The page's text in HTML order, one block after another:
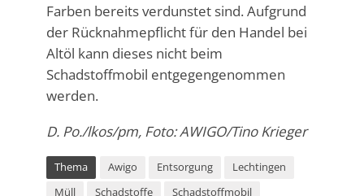
Farben bereits verdunstet sind. Aufgrund
der Rücknahmepflicht für den Handel bei
Altöl kann dieses nicht beim
Schadstoffmobil entgegengenommen
werden.
D. Po./lkos/pm, Foto: AWIGO/Tino Krieger
Thema Awigo Entsorgung
Lechtingen
Müll
Schadstoffe Schadstoffmobil